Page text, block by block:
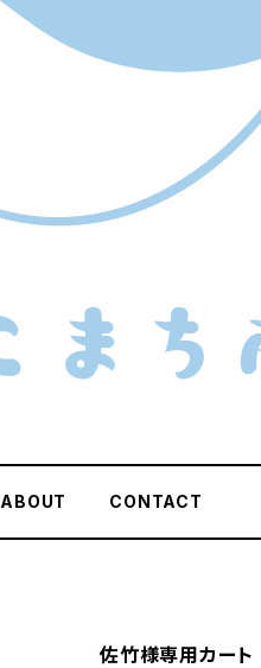
ABOUT CONTACT
佐竹様専用カート